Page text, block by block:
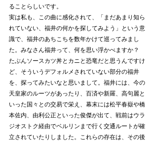
ることらしいです。
実は私も、この曲に感化されて、「まだあまり知ら
れていない、福井の何かを探してみよう」という意
識で、福井のあちこちを数年かけて巡ってみまし
た。みなさん福井って、何を思い浮かべますか？
たぶんソースカツ丼とカニと恐竜だと思うんですけ
ど、そういうデフォルメされていない部分の福井
を、探ってみたいなと思いまして。福井には、今の
天皇家のルーツがあったり、百済や新羅、高句麗と
いった国々との交易で栄え、幕末には松平春嶽や橋
本佐内、由利公正といった俊傑が出て、戦前はウラ
ジオストク経由でベルリンまで行く交通ルートが確
立されていたりしました。これらの存在は、その後